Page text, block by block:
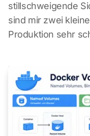
stillschweigende
sind mir zwei
Produktion sehr